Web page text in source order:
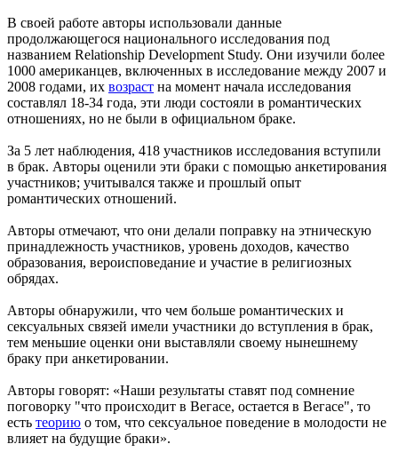
В своей работе авторы использовали данные
продолжающегося национального исследования под
названием Relationship Development Study. Они изучили более
1000 американцев, включенных в исследование между 2007 и
2008 годами, их возраст на момент начала исследования
составлял 18-34 года, эти люди состояли в романтических
отношениях, но не были в официальном браке.
За 5 лет наблюдения, 418 участников исследования вступили
в брак. Авторы оценили эти браки с помощью анкетирования
участников; учитывался также и прошлый опыт
романтических отношений.
Авторы отмечают, что они делали поправку на этническую
принадлежность участников, уровень доходов, качество
образования, вероисповедание и участие в религиозных
обрядах.
Авторы обнаружили, что чем больше романтических и
сексуальных связей имели участники до вступления в брак,
тем меньшие оценки они выставляли своему нынешнему
браку при анкетировании.
Авторы говорят: «Наши результаты ставят под сомнение
поговорку "что происходит в Вегасе, остается в Вегасе", то
есть теорию о том, что сексуальное поведение в молодости не
влияет на будущие браки».